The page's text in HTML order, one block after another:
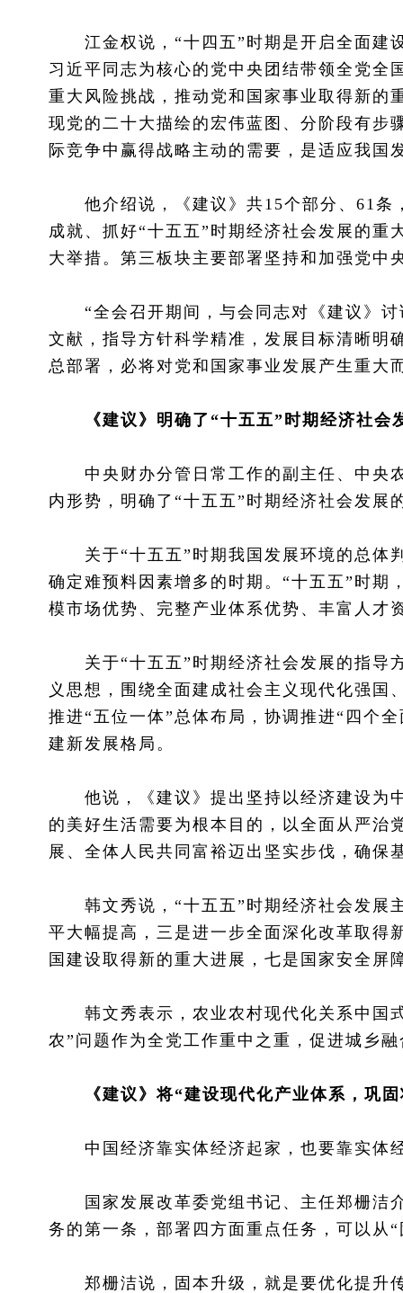
江金权说，“十四五”时期是开启全面建
习近平同志为核心的党中央团结带领全党全
重大风险挑战，推动党和国家事业取得新的
现党的二十大描绘的宏伟蓝图、分阶段有步
际竞争中赢得战略主动的需要，是适应我国
他介绍说，《建议》共15个部分、61条
成就、抓好“十五五”时期经济社会发展的
大举措。第三板块主要部署坚持和加强党中
“全会召开期间，与会同志对《建议》讨
文献，指导方针科学精准，发展目标清晰明
总部署，必将对党和国家事业发展产生重大
《建议》明确了“十五五”时期经济社
中央财办分管日常工作的副主任、中央农
内形势，明确了“十五五”时期经济社会发展
关于“十五五”时期我国发展环境的总体
确定难预料因素增多的时期。“十五五”时期
模市场优势、完整产业体系优势、丰富人才
关于“十五五”时期经济社会发展的指导
义思想，围绕全面建成社会主义现代化强
推进“五位一体”总体布局，协调推进“四个
建新发展格局。
他说，《建议》提出坚持以经济建设为中
的美好生活需要为根本目的，以全面从严治
展、全体人民共同富裕迈出坚实步伐，确保
韩文秀说，“十五五”时期经济社会发展
平大幅提高，三是进一步全面深化改革取得
国建设取得新的重大进展，七是国家安全屏
韩文秀表示，农业农村现代化关系中国式
农”问题作为全党工作重中之重，促进城乡
《建议》将“建设现代化产业体系，巩
中国经济靠实体经济起家，也要靠实体
国家发展改革委党组书记、主任郑栅洁介
务的第一条，部署四方面重点任务，可以从
郑栅洁说，固本升级，就是要优化提升传